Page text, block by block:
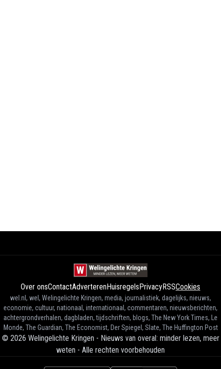
Over onsContactAdverterenHuisregelsPrivacyRSSCookies
wel.nl, wel, Welingelichte Kringen, media, journalistiek, dagelijks, nieuws,
economie, cultuur, nationaal, internationaal, commentaren, nieuwsberichten,
achtergrondverhalen, dagbladen, tijdschriften, blogs, The New York Times, Le
Monde, The Guardian, The Economist, Der Spiegel, Slate, The Huffington Post
© 2026 Welingelichte Kringen - Nieuws van overal: minder lezen, meer
weten - Alle rechten voorbehouden